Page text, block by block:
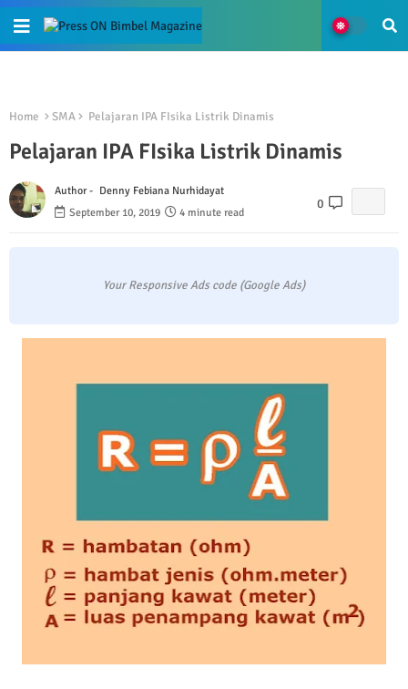
Home SMA Pelajaran IPA FIsika Listrik Dinamis
Pelajaran IPA FIsika Listrik Dinamis
Author - Denny Febiana Nurhidayat
September 10, 2019
4 minute read
0
Your Responsive Ads code (Google Ads)